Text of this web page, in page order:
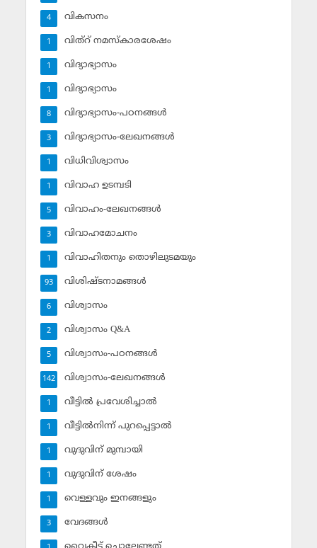
വികസനം
4
വിത്‌റ് നമസ്‌കാരശേഷം
1
വിദ്യാഭ്യാസം
1
വിദ്യാഭ്യാസം
1
വിദ്യാഭ്യാസം-പഠനങ്ങള്‍
8
വിദ്യാഭ്യാസം-ലേഖനങ്ങള്‍
3
വിധിവിശ്വാസം
1
വിവാഹ ഉടമ്പടി
1
വിവാഹം-ലേഖനങ്ങള്‍
5
വിവാഹമോചനം
3
വിവാഹിതനും തൊഴിലുടമയും
1
വിശിഷ്ടനാമങ്ങള്‍
93
വിശ്വാസം
6
വിശ്വാസം Q&A
2
വിശ്വാസം-പഠനങ്ങള്‍
5
വിശ്വാസം-ലേഖനങ്ങള്‍
142
വീട്ടില്‍ പ്രവേശിച്ചാല്‍
1
വീട്ടില്‍നിന്ന് പുറപ്പെട്ടാല്‍
1
വുദുവിന് മുമ്പായി
1
വുദുവിന് ശേഷം
1
വെള്ളവും ഇനങ്ങളും
1
വേദങ്ങള്‍
3